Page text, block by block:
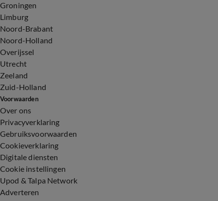
Groningen
Limburg
Noord-Brabant
Noord-Holland
Overijssel
Utrecht
Zeeland
Zuid-Holland
Voorwaarden
Over ons
Privacyverklaring
Gebruiksvoorwaarden
Cookieverklaring
Digitale diensten
Cookie instellingen
Upod & Talpa Network
Adverteren